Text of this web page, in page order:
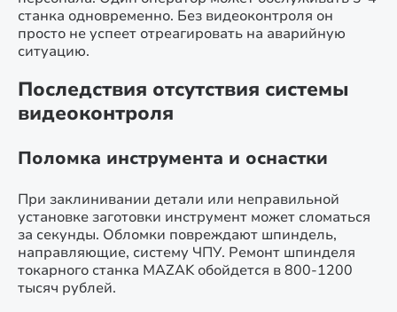
станка одновременно. Без видеоконтроля он
просто не успеет отреагировать на аварийную
ситуацию.
Последствия отсутствия системы
видеоконтроля
Поломка инструмента и оснастки
При заклинивании детали или неправильной
установке заготовки инструмент может сломаться
за секунды. Обломки повреждают шпиндель,
направляющие, систему ЧПУ. Ремонт шпинделя
токарного станка MAZAK обойдется в 800-1200
тысяч рублей.